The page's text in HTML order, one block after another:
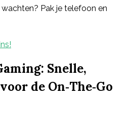
Pak je telefoon en
Snelle,
de On‑The‑Go